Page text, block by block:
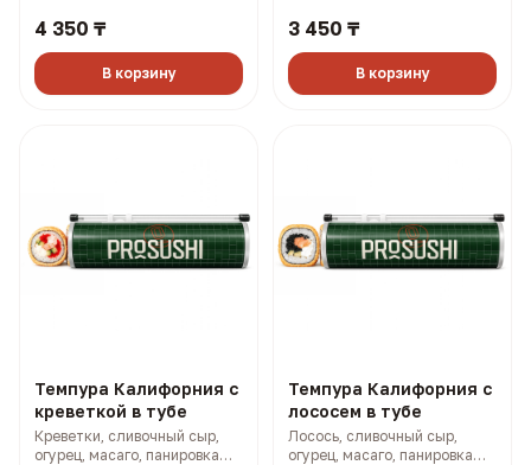
4 350 ₸
В корзину
3 450 ₸
В корзину
Темпура Калифорния с
креветкой в тубе
Креветки, сливочный сыр,
огурец, масаго, панировка
Темпура Калифорния с
лососем в тубе
Лосось, сливочный сыр,
огурец, масаго, панировка